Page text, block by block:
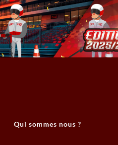
Qui sommes nous ?